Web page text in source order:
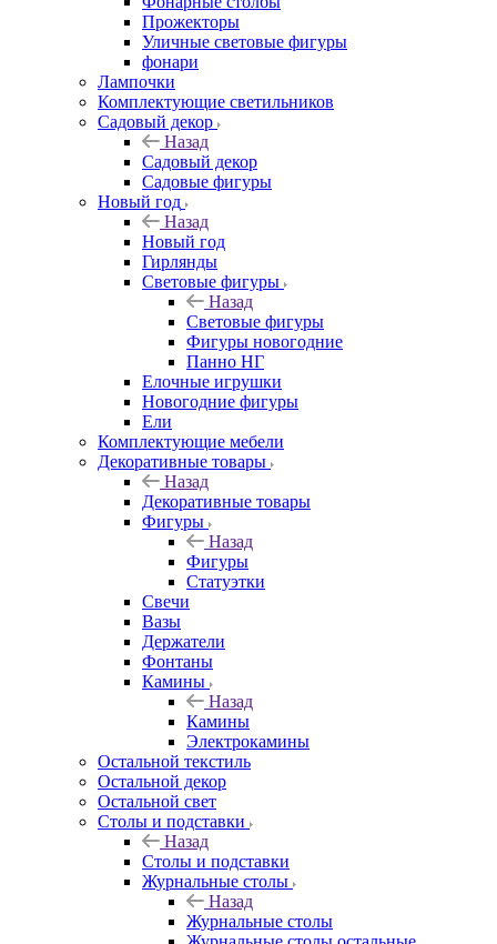
Прожекторы
Уличные световые фигуры
фонари
Лампочки
Комплектующие светильников
Садовый декор
Назад
Садовый декор
Садовые фигуры
Новый год
Назад
Новый год
Гирлянды
Световые фигуры
Назад
Световые фигуры
Фигуры новогодние
Панно НГ
Елочные игрушки
Новогодние фигуры
Ели
Комплектующие мебели
Декоративные товары
Назад
Декоративные товары
Фигуры
Назад
Фигуры
Статуэтки
Свечи
Вазы
Держатели
Фонтаны
Камины
Назад
Камины
Электрокамины
Остальной текстиль
Остальной декор
Остальной свет
Столы и подставки
Назад
Столы и подставки
Журнальные столы
Назад
Журнальные столы